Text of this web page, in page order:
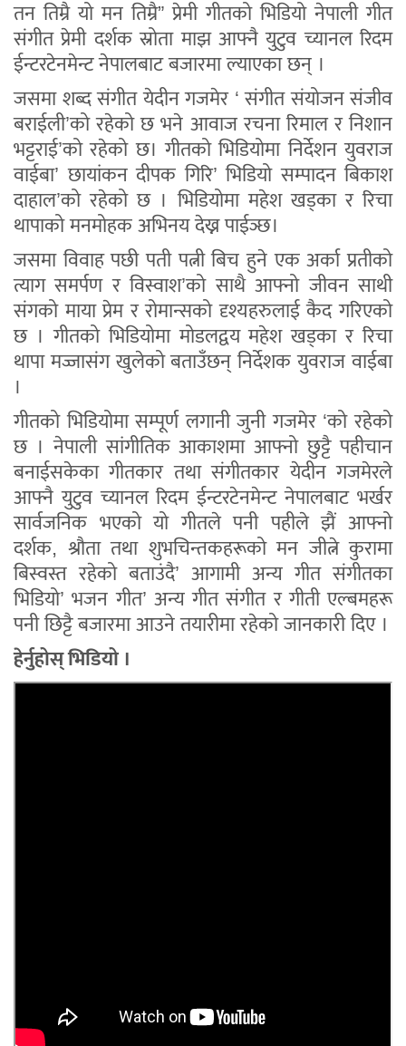
तन तिम्रै यो मन तिम्रै” प्रेमी गीतको भिडियो नेपाली गीत
संगीत प्रेमी दर्शक स्रोता माझ आफ्नै युटुव च्यानल रिदम
ईन्टरटेनमेन्ट नेपालबाट बजारमा ल्याएका छन् ।
जसमा शब्द संगीत येदीन गजमेर ‘ संगीत संयोजन संजीव
बराईली’को रहेको छ भने आवाज रचना रिमाल र निशान
भट्टराई’को रहेको छ। गीतको भिडियोमा निर्देशन युवराज
वाईबा’ छायांकन दीपक गिरि’ भिडियो सम्पादन बिकाश
दाहाल’को रहेको छ । भिडियोमा महेश खड्का र रिचा
थापाको मनमोहक अभिनय देख्न पाईञ्छ।
जसमा विवाह पछी पती पत्नी बिच हुने एक अर्का प्रतीको
त्याग समर्पण र विस्वाश’को साथै आफ्नो जीवन साथी
संगको माया प्रेम र रोमान्सको दृश्यहरुलाई कैद गरिएको
छ । गीतको भिडियोमा मोडलद्वय महेश खड्का र रिचा
थापा मज्जासंग खुलेको बताउँछन् निर्देशक युवराज वाईबा
।
गीतको भिडियोमा सम्पूर्ण लगानी जुनी गजमेर ‘को रहेको
छ । नेपाली सांगीतिक आकाशमा आफ्नो छुट्टै पहीचान
बनाईसकेका गीतकार तथा संगीतकार येदीन गजमेरले
आफ्नै युटुव च्यानल रिदम ईन्टरटेनमेन्ट नेपालबाट भर्खर
सार्वजनिक भएको यो गीतले पनी पहीले झैं आफ्नो
दर्शक, श्रौता तथा शुभचिन्तकहरूको मन जीत्ने कुरामा
बिस्वस्त रहेको बताउंदै’ आगामी अन्य गीत संगीतका
भिडियो’ भजन गीत’ अन्य गीत संगीत र गीती एल्बमहरू
पनी छिट्टै बजारमा आउने तयारीमा रहेको जानकारी दिए ।
हेर्नुहोस् भिडियो ।